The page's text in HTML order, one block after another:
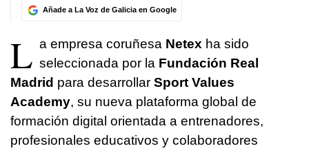
Añade a La Voz de Galicia en Google
L a empresa coruñesa Netex ha sido
seleccionada por la Fundación Real
Madrid para desarrollar Sport Values
Academy, su nueva plataforma global de
formación digital orientada a entrenadores,
profesionales educativos y colaboradores